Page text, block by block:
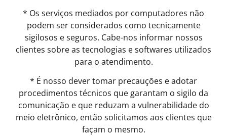
* Os serviços mediados por computadores não
podem ser considerados como tecnicamente
sigilosos e seguros. Cabe-nos informar nossos
clientes sobre as tecnologias e softwares utilizados
para o atendimento.
* É nosso dever tomar precauções e adotar
procedimentos técnicos que garantam o sigilo da
comunicação e que reduzam a vulnerabilidade do
meio eletrônico, então solicitamos aos clientes que
façam o mesmo.